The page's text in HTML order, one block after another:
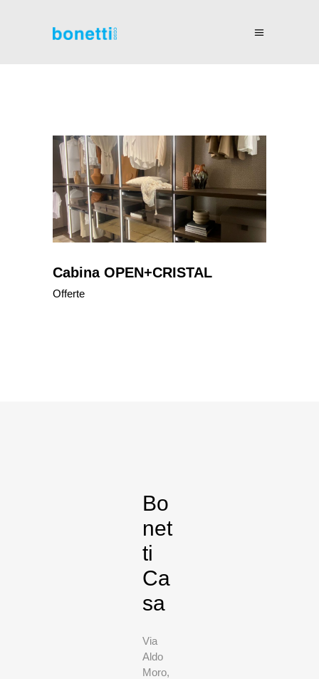
Cabina OPEN+CRISTAL
Offerte
Bo
net
ti
Ca
sa
Via
Aldo
Moro,